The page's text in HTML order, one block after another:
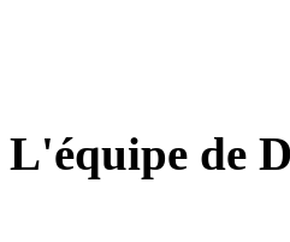
L'équipe de